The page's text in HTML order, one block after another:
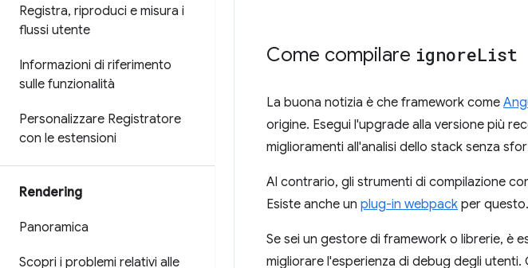
Registra, riproduci e misura i
flussi utente
Informazioni di riferimento
sulle funzionalità
Personalizzare Registratore
con le estensioni
Rendering
Panoramica
Scopri i problemi relativi alle
Come compilare ignoreList
La buona notizia è che framework come
origine. Esegui l'upgrade alla versione più
miglioramenti all'analisi dello stack senza
Al contrario, gli strumenti di compilazione
Esiste anche un plug-in webpack per questo.
Se sei un gestore di framework o librerie, è
migliorare l'esperienza di debug degli